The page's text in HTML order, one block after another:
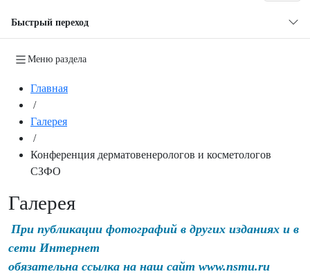
Быстрый переход
Меню раздела
Главная
/
Галерея
/
Конференция дерматовенерологов и косметологов
СЗФО
Галерея
При публикации фотографий в других изданиях и в
сети Интернет
обязательна ссылка на наш сайт www.nsmu.ru